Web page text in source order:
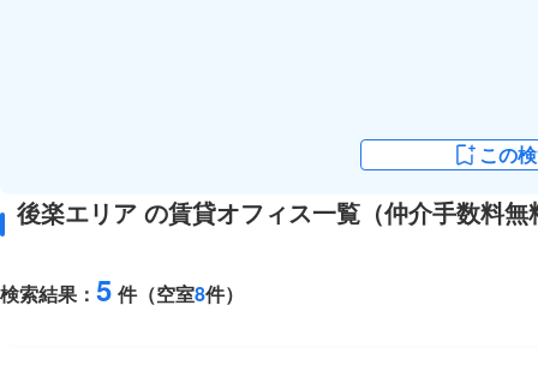
この
後楽エリア の賃貸オフィス一覧（仲介手数料無
検索結果： 5 件（空室8件）